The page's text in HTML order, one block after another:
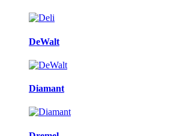
DeWalt
Diamant